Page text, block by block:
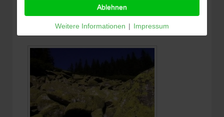
Ablehnen
Weitere Informationen | Impressum